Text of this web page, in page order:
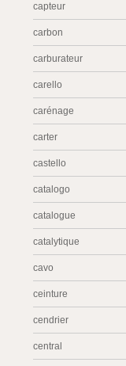
capteur
carbon
carburateur
carello
carénage
carter
castello
catalogo
catalogue
catalytique
cavo
ceinture
cendrier
central